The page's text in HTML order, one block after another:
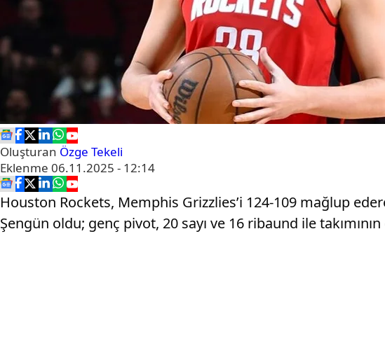
Oluşturan Özge Tekeli
Eklenme 06.11.2025 - 12:14
Houston Rockets, Memphis Grizzlies’i 124-109 mağlup
Şengün oldu; genç pivot, 20 sayı ve 16 ribaund ile